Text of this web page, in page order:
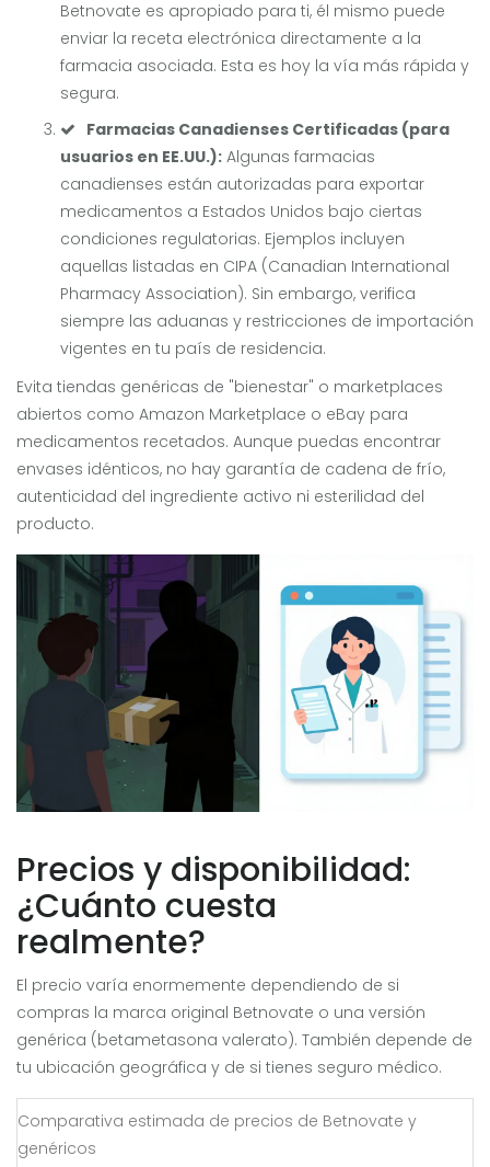
Betnovate es apropiado para ti, él mismo puede
enviar la receta electrónica directamente a la
farmacia asociada. Esta es hoy la vía más rápida y
segura.
Farmacias Canadienses Certificadas (para
usuarios en EE.UU.): Algunas farmacias
canadienses están autorizadas para exportar
medicamentos a Estados Unidos bajo ciertas
condiciones regulatorias. Ejemplos incluyen
aquellas listadas en CIPA (Canadian International
Pharmacy Association). Sin embargo, verifica
siempre las aduanas y restricciones de importación
vigentes en tu país de residencia.
Evita tiendas genéricas de "bienestar" o marketplaces
abiertos como Amazon Marketplace o eBay para
medicamentos recetados. Aunque puedas encontrar
envases idénticos, no hay garantía de cadena de frío,
autenticidad del ingrediente activo ni esterilidad del
producto.
Precios y disponibilidad:
¿Cuánto cuesta
realmente?
El precio varía enormemente dependiendo de si
compras la marca original Betnovate o una versión
genérica (betametasona valerato). También depende de
tu ubicación geográfica y de si tienes seguro médico.
Comparativa estimada de precios de Betnovate y
genéricos